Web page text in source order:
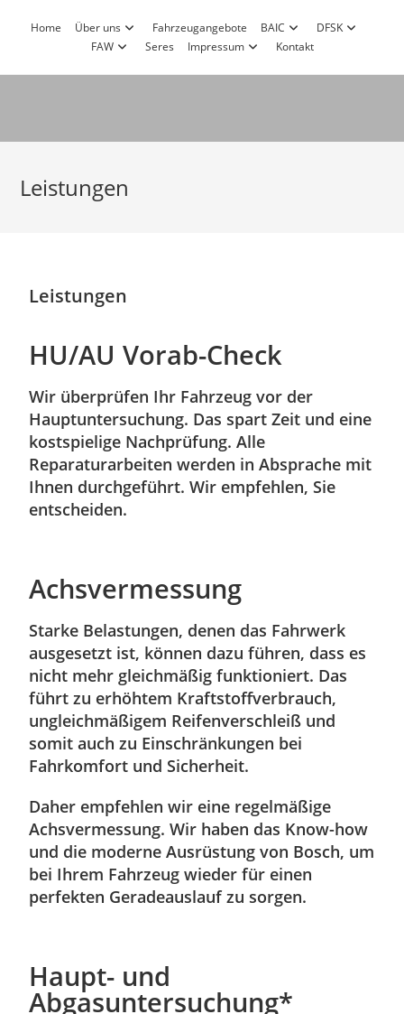
Home Über uns Fahrzeugangebote BAIC
DFSK
FAW
Seres Impressum Kontakt
Leistungen
Leistungen
HU/AU Vorab-Check
Wir überprüfen Ihr Fahrzeug vor der
Hauptuntersuchung. Das spart Zeit und eine
kostspielige Nachprüfung. Alle
Reparaturarbeiten werden in Absprache mit
Ihnen durchgeführt. Wir empfehlen, Sie
entscheiden.
Achsvermessung
Starke Belastungen, denen das Fahrwerk
ausgesetzt ist, können dazu führen, dass es
nicht mehr gleichmäßig funktioniert. Das
führt zu erhöhtem Kraftstoffverbrauch,
ungleichmäßigem Reifenverschleiß und
somit auch zu Einschränkungen bei
Fahrkomfort und Sicherheit.
Daher empfehlen wir eine regelmäßige
Achsvermessung. Wir haben das Know-how
und die moderne Ausrüstung von Bosch, um
bei Ihrem Fahrzeug wieder für einen
perfekten Geradeauslauf zu sorgen.
Haupt- und
Abgasuntersuchung*